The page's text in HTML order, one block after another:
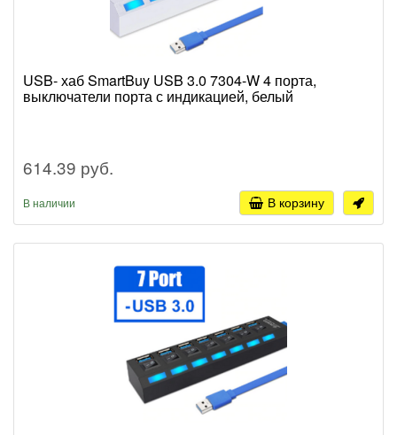
USB- хаб SmartBuy USB 3.0 7304-W 4 порта,
выключатели порта с индикацией, белый
614.39 руб.
В наличии В корзину